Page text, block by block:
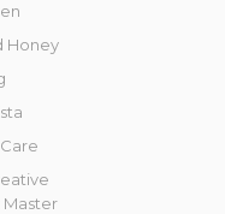
Honey